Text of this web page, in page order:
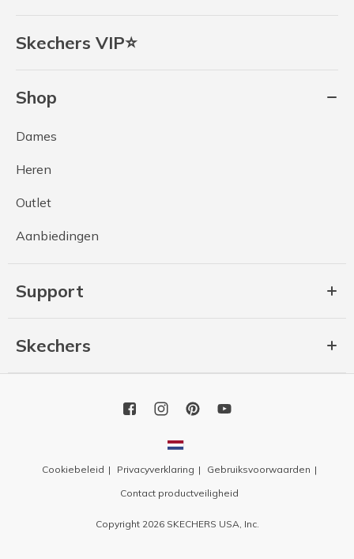
Skechers VIP⭐
Shop
Dames
Heren
Outlet
Aanbiedingen
Support
Skechers
Cookiebeleid Privacyverklaring
Gebruiksvoorwaarden
Contact productveiligheid
Copyright 2026 SKECHERS USA, Inc.